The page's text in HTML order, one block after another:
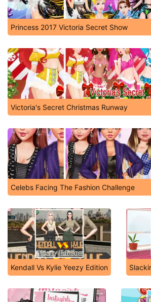
Princess 2017 Victoria Secret Show
Victoria's Secret Christmas Runway
Celebs Facing The Fashion Challenge
Kendall Vs Kylie Yeezy Edition